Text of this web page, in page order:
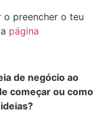
o preencher o teu
página
de negócio ao
começar ou como